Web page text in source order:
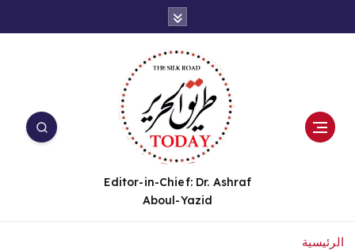
Editor-in-Chief: Dr. Ashraf
Aboul-Yazid
الرئيسية